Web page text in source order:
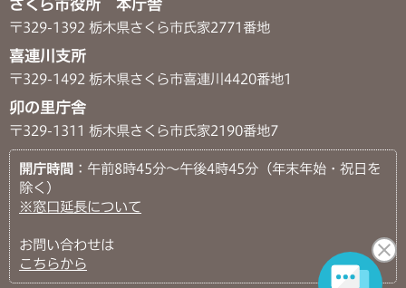
さくら市役所 本庁舎
〒329-1392 栃木県さくら市氏家2771番地
喜連川支所
〒329-1492 栃木県さくら市喜連川4420番地1
卯の里庁舎
〒329-1311 栃木県さくら市氏家2190番地7
開庁時間 ：午前8時45分～午後4時45分（年末年始・祝日を
除く）
※窓口延長について
お問い合わせは
こちらから